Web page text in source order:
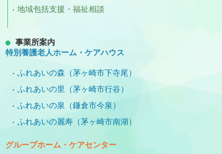
地域包括支援・福祉相談
事業所案内
特別養護老人ホーム・ケアハウス
ふれあいの森（茅ヶ崎市下寺尾）
ふれあいの里（茅ヶ崎市行谷）
ふれあいの泉（鎌倉市今泉）
ふれあいの麗寿（茅ヶ崎市南湖）
グループホーム・ケアセンター